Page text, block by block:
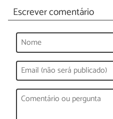
Escrever comentário